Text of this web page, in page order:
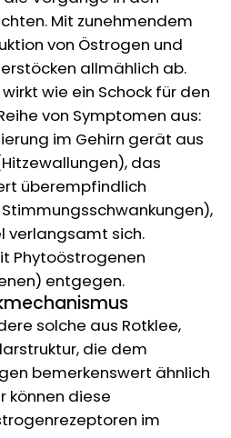
Mit zunehmendem
von Östrogen und
allmählich ab.
wie ein Schock für den
von Symptomen aus:
im Gehirn gerät aus
das
überempfindlich
verlangsamt sich.
Phytoöstrogenen
entgegen.
solche aus Rotklee,
die dem
bemerkenswert ähnlich
können diese
im